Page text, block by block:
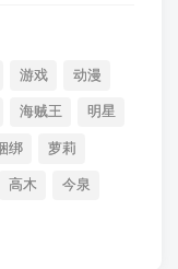
游戏 动漫
海贼王 明星
绑 萝莉
高木 今泉